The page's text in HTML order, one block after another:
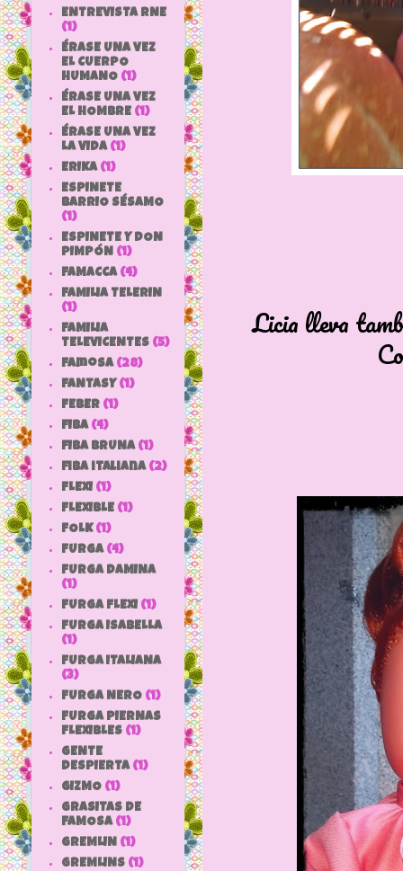
Licia lleva
ENTREVISTA RNE
(1)
ÉRASE UNA VEZ
EL CUERPO
HUMANO (1)
ÉRASE UNA VEZ
EL HOMBRE (1)
ÉRASE UNA VEZ
LA VIDA (1)
ERIKA (1)
ESPINETE
BARRIO SÉSAMO
(1)
ESPINETE Y DON
PIMPÓN (1)
FAMACCA (4)
FAMILIA TELERIN
(1)
FAMILIA
TELEVICENTES (5)
Famosa (28)
FANTASY (1)
FEBER (1)
FIBA (4)
FIBA BRUNA (1)
fiba italiana (2)
FLEXI (1)
FLEXIBLE (1)
FOLK (1)
FURGA (4)
FURGA DAMINA
(1)
FURGA FLEXI (1)
FURGA ISABELLA
(1)
FURGA ITALIANA
(3)
FURGA NERO (1)
FURGA PIERNAS
FLEXIBLES (1)
GENTE
DESPIERTA (1)
GIZMO (1)
GRASITAS DE
FAMOSA (1)
GREMLIN (1)
GREMLINS (1)